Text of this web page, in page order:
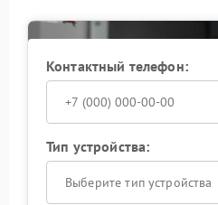
Контактный телефон:
Тип устройства:
Выберите тип устройства